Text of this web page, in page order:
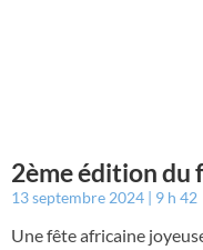
2ème édition du
13 septembre 2024 9 h 42
Une fête africaine